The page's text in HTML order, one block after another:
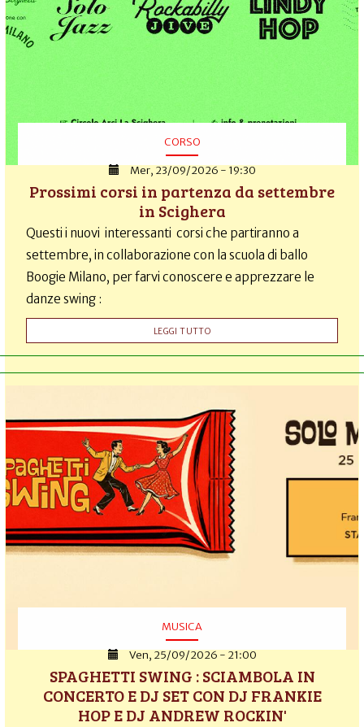
CORSO
Mer, 23/09/2026 - 19:30
Prossimi corsi in partenza da settembre
in Scighera
Questi i nuovi interessanti corsi che partiranno a
settembre, in collaborazione con la scuola di ballo
Boogie Milano, per farvi conoscere e apprezzare le
danze swing :
LEGGI TUTTO
MUSICA
Ven, 25/09/2026 - 21:00
SPAGHETTI SWING : SCIAMBOLA IN
CONCERTO E DJ SET CON DJ FRANKIE
HOP E DJ ANDREW ROCKIN'